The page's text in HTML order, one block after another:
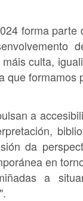
forma
culta,
que formamos
a
da
en
a